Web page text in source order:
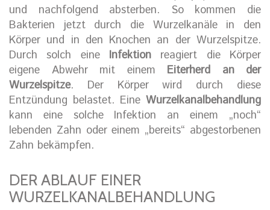
und nachfolgend absterben. So kommen die
Bakterien jetzt durch die Wurzelkanäle in den
Körper und in den Knochen an der Wurzelspitze.
Durch solch eine Infektion reagiert die Körper
eigene Abwehr mit einem Eiterherd an der
Wurzelspitze. Der Körper wird durch diese
Entzündung belastet. Eine Wurzelkanalbehandlung
kann eine solche Infektion an einem „noch“
lebenden Zahn oder einem „bereits“ abgestorbenen
Zahn bekämpfen.
DER ABLAUF EINER
WURZELKANALBEHANDLUNG